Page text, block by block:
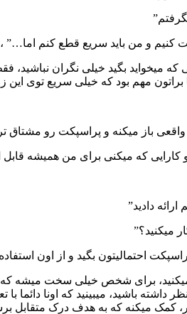
و من باید سریع قطع کنم اما…” ،
میخواید بگید خیلی نگران
مهم بود که خیلی سریع توی این
باز میکنه و پراسپکت رو مشتاق
کارایی که میکنی برای من همیشه
دادید”
میکنید؟”
احتمالیتون بگید و از اون
برای شخص خیلی سخت میشه که
داشته باشید، میبینید که اونا
کمک میکنه که به هدف درک متقابل